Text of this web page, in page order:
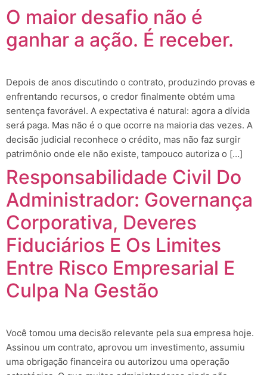
O maior desafio não é
ganhar a ação. É receber.
Depois de anos discutindo o contrato, produzindo provas e
enfrentando recursos, o credor finalmente obtém uma
sentença favorável. A expectativa é natural: agora a dívida
será paga. Mas não é o que ocorre na maioria das vezes. A
decisão judicial reconhece o crédito, mas não faz surgir
patrimônio onde ele não existe, tampouco autoriza o […]
Responsabilidade Civil Do
Administrador: Governança
Corporativa, Deveres
Fiduciários E Os Limites
Entre Risco Empresarial E
Culpa Na Gestão
Você tomou uma decisão relevante pela sua empresa hoje.
Assinou um contrato, aprovou um investimento, assumiu
uma obrigação financeira ou autorizou uma operação